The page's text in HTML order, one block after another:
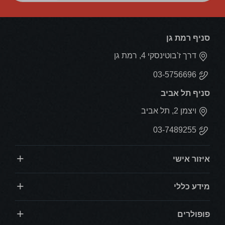
סניף רמת גן
דרך ז'בוטינסקי 4, רמת גן
03-5756696
סניף תל אביב
ויצמן 2, תל אביב
03-7489255
איזור אישי
מידע כללי
פופולרים